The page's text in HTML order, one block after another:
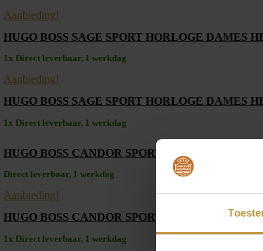
Aanbieding!
HUGO BOSS SAGE SPORT HORLOGE DAMES
1x Direct leverbaar, 1 werkdag
Aanbieding!
HUGO BOSS SAGE SPORT HORLOGE DAMES
1x Direct leverbaar, 1 werkdag
HUGO BOSS CANDOR SPORT HORLOGE
Direct leverbaar, 1 werkdag
Aanbieding!
HUGO BOSS CANDOR SPORT HORLOGE
1x Direct leverbaar, 1 werkdag